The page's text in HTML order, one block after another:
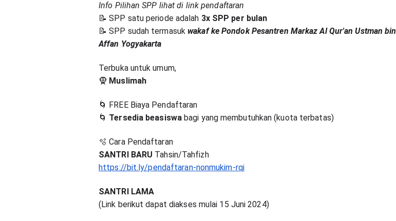
Info Pilihan SPP lihat di link pendaftaran
📝 SPP satu periode adalah 3x SPP per bulan
📝 SPP sudah termasuk wakaf ke Pondok Pesantren Markaz Al Qur'an Ustman bin
Affan Yogyakarta
Terbuka untuk umum,
🧕 Muslimah
🌀 FREE Biaya Pendaftaran
🌀 Tersedia beasiswabagi yang membutuhkan (kuota terbatas)
🫧 Cara Pendaftaran
SANTRI BARU Tahsin/Tahfizh
https://bit.ly/pendaftaran-nonmukim-rqi
SANTRI LAMA
(Link berikut dapat diakses mulai 15 Juni 2024)